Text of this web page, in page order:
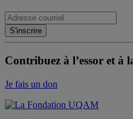
Contribuez à l’essor et à
Je fais un don